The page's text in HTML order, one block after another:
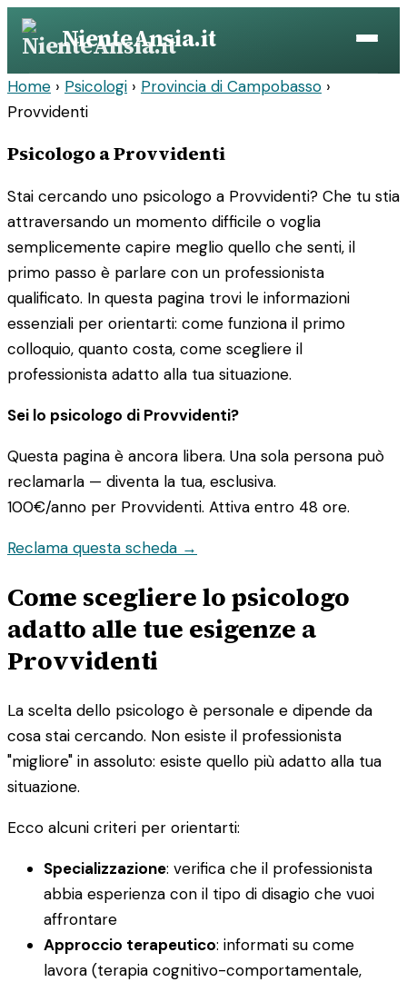
Vai
contenuto
NienteAnsia.it
Home › Psicologi › Provincia di Campobasso ›
Provvidenti
Psicologo a Provvidenti
Stai cercando uno psicologo a Provvidenti? Che tu stia
attraversando un momento difficile o voglia
semplicemente capire meglio quello che senti, il
primo passo è parlare con un professionista
qualificato. In questa pagina trovi le informazioni
essenziali per orientarti: come funziona il primo
colloquio, quanto costa, come scegliere il
professionista adatto alla tua situazione.
Sei lo psicologo di Provvidenti?
Questa pagina è ancora libera. Una sola persona può
reclamarla — diventa la tua, esclusiva.
100€/anno per Provvidenti. Attiva entro 48 ore.
Reclama questa scheda →
Come scegliere lo psicologo
adatto alle tue esigenze a
Provvidenti
La scelta dello psicologo è personale e dipende da
cosa stai cercando. Non esiste il professionista
"migliore" in assoluto: esiste quello più adatto alla tua
situazione.
Ecco alcuni criteri per orientarti:
Specializzazione: verifica che il professionista
abbia esperienza con il tipo di disagio che vuoi
affrontare
Approccio terapeutico: informati su come
lavora (terapia cognitivo-comportamentale,